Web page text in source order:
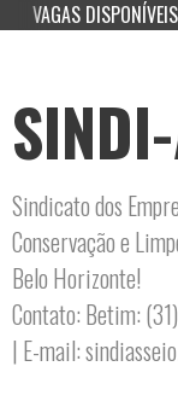
VAGAS
Sindicato dos
Conservação e
Belo Horizonte!
Contato: Betim:
| E-mail: